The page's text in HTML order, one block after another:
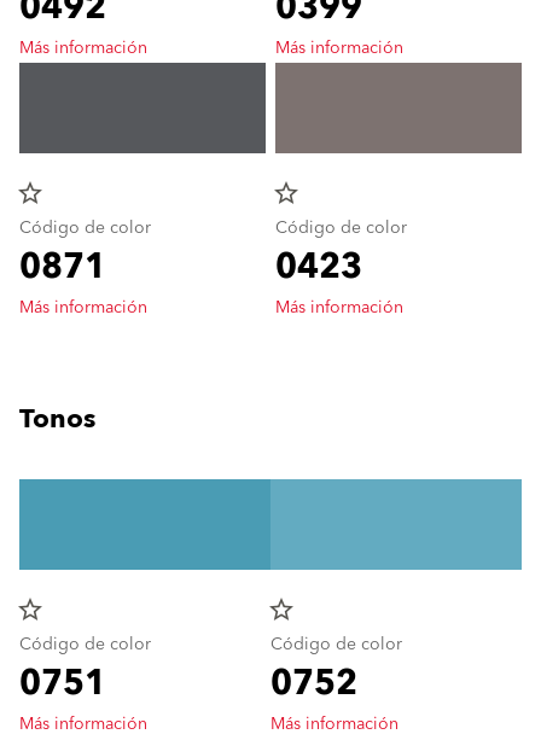
Más información
star_border
Código de color
0871
Más información
Más información
star_border
Código de color
0423
Más información
Tonos
star_border
Código de color
0751
Más información
star_border
Código de color
0752
Más información